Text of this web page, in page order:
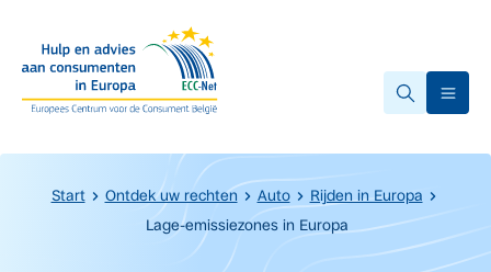
Start Ontdek uw rechten Auto
Rijden in Europa
Lage-emissiezones in Europa
Start van de hoofdinhoud